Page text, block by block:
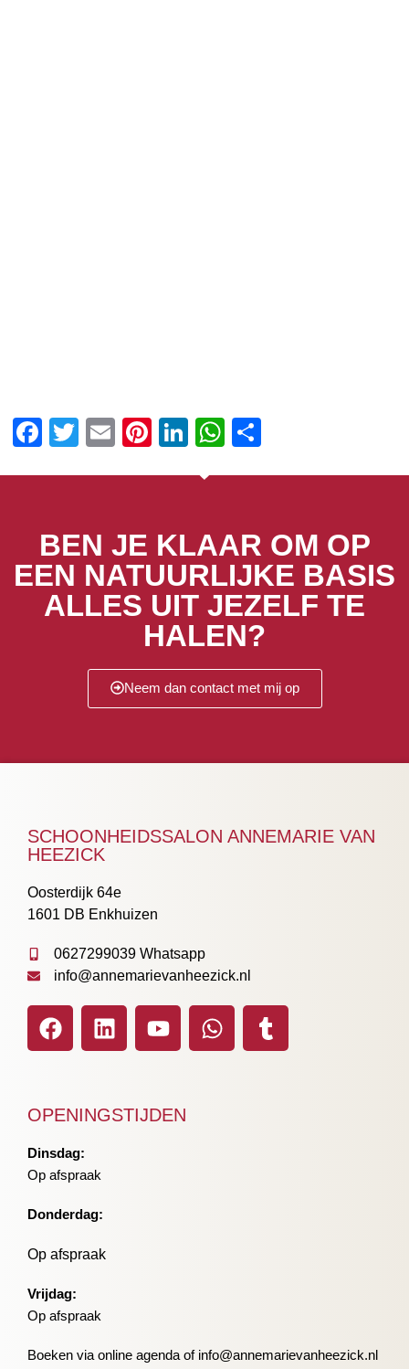
Facebook
Twitter
EmailPinterest
LinkedIn
WhatsApp
BEN JE KLAAR OM OP
EEN NATUURLIJKE BASIS
ALLES UIT JEZELF TE
HALEN?
Neem dan contact met mij op
SCHOONHEIDSSALON ANNEMARIE VAN
HEEZICK
Oosterdijk 64e
1601 DB Enkhuizen
0627299039 Whatsapp
info@annemarievanheezick.nl
OPENINGSTIJDEN
Dinsdag:
Op afspraak
Donderdag:
Op afspraak
Vrijdag:
Op afspraak
Boeken via online agenda of info@annemarievanheezick.nl